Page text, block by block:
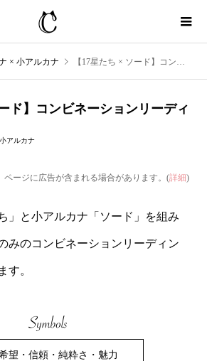
× 小アルカナ 【17星たち × ソード】コンビネーションリーディング
ド】コンビネーションリーディ
アルカナ
ページに広告が含まれる場合があります。(詳細)
」と小アルカナ「ソード」を組み
みのコンビネーションリーディン
す。
望・信頼・純粋さ・魅力